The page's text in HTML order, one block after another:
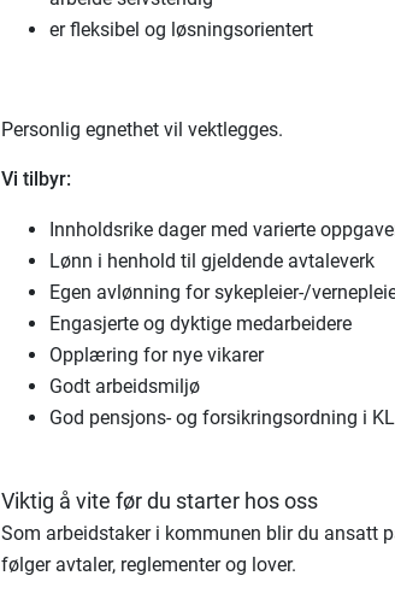
er fleksibel og løsningsorientert
Personlig egnethet vil vektlegges.
Vi tilbyr:
Innholdsrike dager med varierte
Lønn i henhold til gjeldende avtaleverk
Egen avlønning for sykepleier-/
Engasjerte og dyktige medarbeidere
Opplæring for nye vikarer
Godt arbeidsmiljø
God pensjons- og forsikringsordning i
Viktig å vite før du starter hos oss
Som arbeidstaker i kommunen blir du ansatt
følger avtaler, reglementer og lover.